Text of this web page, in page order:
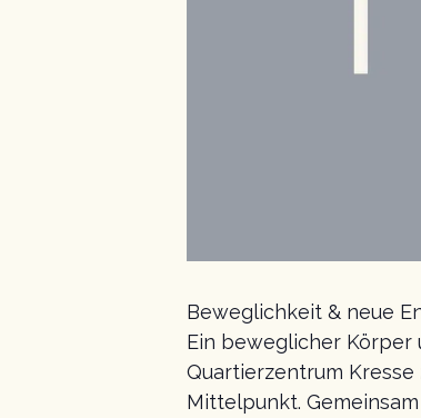
Beweglichkeit & neue
Ein beweglicher Körper
Quartierzentrum
Mittelpunkt.